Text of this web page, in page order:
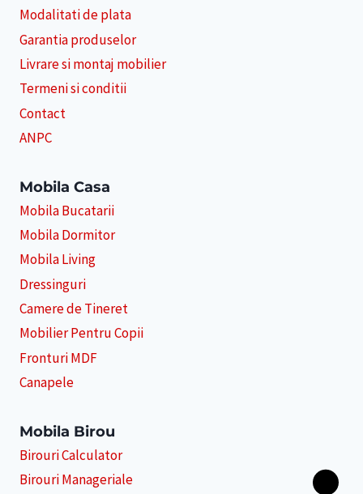
Modalitati de plata
Garantia produselor
Livrare si montaj mobilier
Termeni si conditii
Contact
ANPC
Mobila Casa
Mobila Bucatarii
Mobila Dormitor
Mobila Living
Dressinguri
Camere de Tineret
Mobilier Pentru Copii
Fronturi MDF
Canapele
Mobila Birou
Birouri Calculator
Birouri Manageriale